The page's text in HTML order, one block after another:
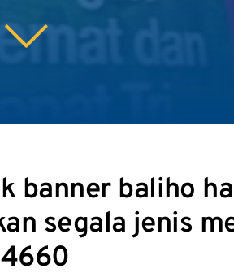
banner baliho
segala jenis